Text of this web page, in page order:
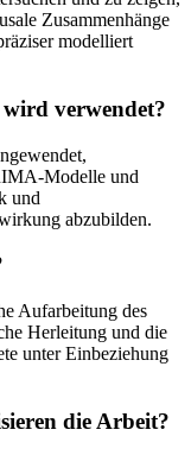
Zusammenhänge
modelliert
wird verwendet?
Modelle und
und
abzubilden.
Aufarbeitung des
Herleitung und die
unter Einbeziehung
die Arbeit?